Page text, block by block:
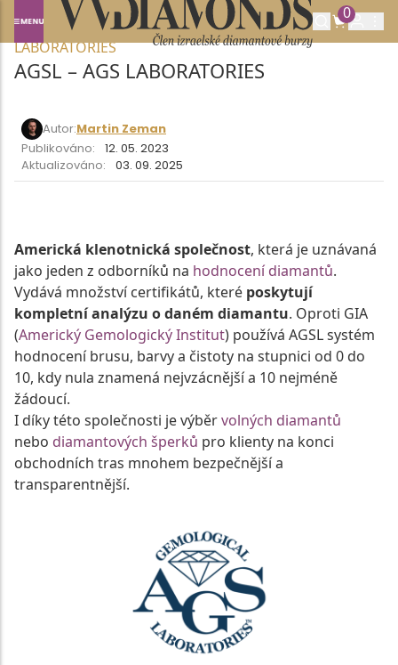
0
Domů SLOVNÍK POJMŮ
AGSL – AGS
LABORATORIES
AGSL – AGS LABORATORIES
Autor:Martin Zeman
Publikováno:
12. 05. 2023
Aktualizováno:
03. 09. 2025
Americká klenotnická společnost, která je uznávaná
jako jeden z odborníků na hodnocení diamantů.
Vydává množství certifikátů, které poskytují
kompletní analýzu o daném diamantu. Oproti GIA
(Americký Gemologický Institut) používá AGSL systém
hodnocení brusu, barvy a čistoty na stupnici od 0 do
10, kdy nula znamená nejvzácnější a 10 nejméně
žádoucí.
I díky této společnosti je výběrvolných diamantů
nebo diamantových šperků pro klienty na konci
obchodních tras mnohem bezpečnější a
transparentnější.